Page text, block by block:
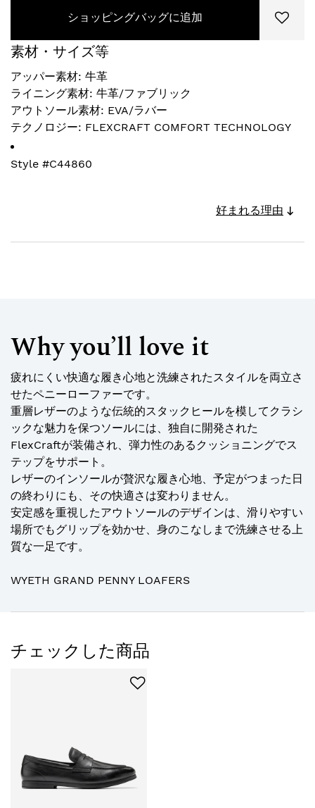
ショッピングバッグに追加
素材・サイズ等
アッパー素材: 牛革
ライニング素材: 牛革/ファブリック
アウトソール素材: EVA/ラバー
テクノロジー: FLEXCRAFT COMFORT TECHNOLOGY
Style #C44860
好まれる理由
Why you’ll love it
疲れにくい快適な履き心地と洗練されたスタイルを両立さ
せたペニーローファーです。
重層レザーのような伝統的スタックヒールを模してクラシ
ックな魅力を保つソールには、独自に開発された
FlexCraftが装備され、弾力性のあるクッショニングでス
テップをサポート。
レザーのインソールが贅沢な履き心地、予定がつまった日
の終わりにも、その快適さは変わりません。
安定感を重視したアウトソールのデザインは、滑りやすい
場所でもグリップを効かせ、身のこなしまで洗練させる上
質な一足です。
WYETH GRAND PENNY LOAFERS
チェックした商品